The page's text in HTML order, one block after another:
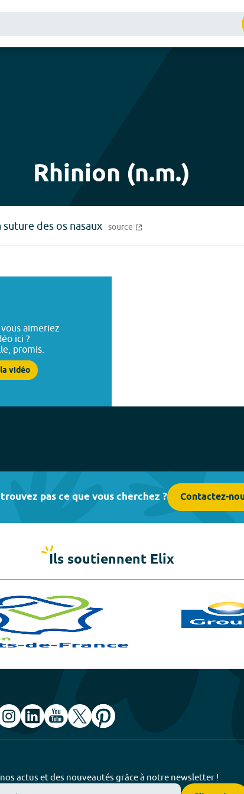
Rhinion (n.m.)
des os nasaux source
aimeriez
ici ?
promis.
vidéo
pas ce que vous cherchez ? Contactez-
Ils soutiennent Elix
actus et des nouveautés grâce à notre newsletter !